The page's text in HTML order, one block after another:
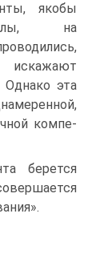
якобы
на
Однако эта
компе-
берется